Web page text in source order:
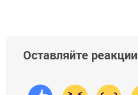
Оставляйте реакции